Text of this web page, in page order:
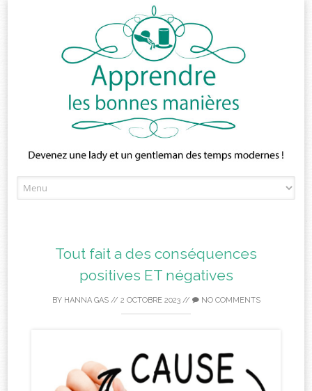
to
Tout fait a des conséquences
positives ET négatives
BY HANNA GAS// 2 OCTOBRE 2023// NO COMMENTS